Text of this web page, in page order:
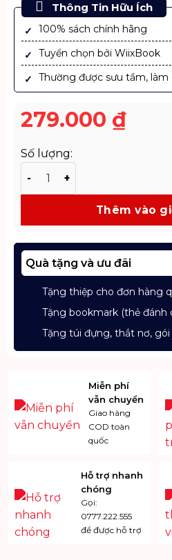
Thông Tin Hữu Ích
100% sách chính hãng
Tuyển chọn bởi WiixBook
Thường được sưu tầm, làm
279.000 ₫
Số lượng:
Thêm vào
Quà tặng và ưu đãi
Tặng thiệp cho đơn hàng
Tặng bookmark (thẻ đánh
Tặng túi đựng, thắt nơ,
Miễn phí
vẫn chuyển
Giao hàng
COD toàn
quốc
Hỗ trợ nhanh
chóng
Gọi:
0777.222.555
để được hỗ trợ